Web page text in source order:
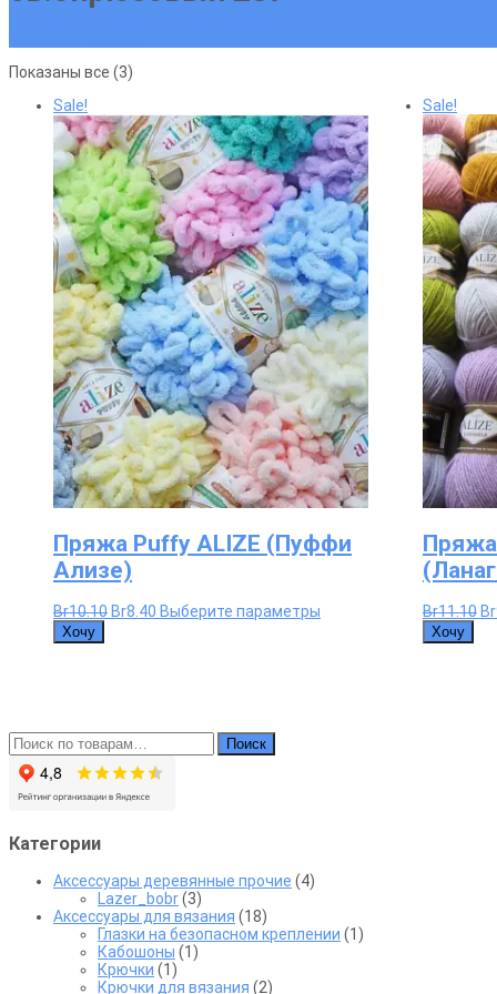
Показаны все (3)
Sale!
Пряжа Puffy ALIZE (Пуффи
Ализе)
Br10.10Первоначальная
Br8.40 Текущая
Выберите параметры
Хочу
Sale!
Пряжа
Br11.10 Br
Хочу
Искать: Поиск
Категории
Аксессуары деревянные прочие (4)
Lazer_bobr(3)
Аксессуары для вязания (18)
Глазки на безопасном креплении (1)
Кабошоны (1)
Крючки (1)
Крючки для вязания (2)